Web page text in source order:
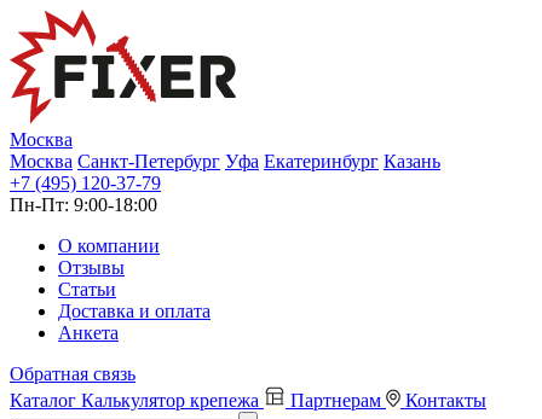
Москва
Москва Санкт-Петербург Уфа Екатеринбург Казань
+7 (495) 120-37-79
Пн-Пт: 9:00-18:00
О компании
Отзывы
Статьи
Доставка и оплата
Анкета
Обратная связь
Каталог Калькулятор крепежа Партнерам Контакты